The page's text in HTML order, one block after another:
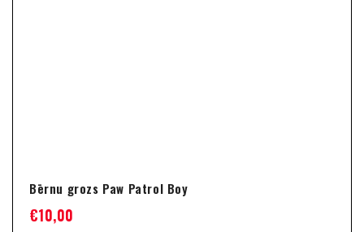
Bērnu grozs Paw Patrol Boy
€10,00